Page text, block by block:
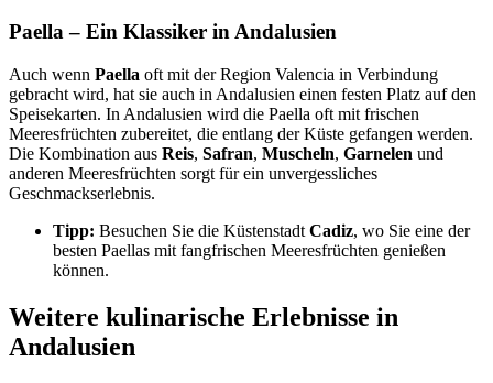
Paella – Ein Klassiker in Andalusien
Auch wenn Paella oft mit der Region Valencia in Verbindung
gebracht wird, hat sie auch in Andalusien einen festen Platz auf den
Speisekarten. In Andalusien wird die Paella oft mit frischen
Meeresfrüchten zubereitet, die entlang der Küste gefangen werden.
Die Kombination aus Reis, Safran, Muscheln, Garnelen und
anderen Meeresfrüchten sorgt für ein unvergessliches
Geschmackserlebnis.
Tipp: Besuchen Sie die Küstenstadt Cadiz, wo Sie eine der
besten Paellas mit fangfrischen Meeresfrüchten genießen
können.
Weitere kulinarische Erlebnisse in
Andalusien